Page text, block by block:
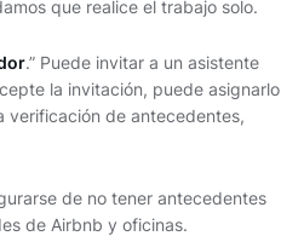
que realice el trabajo solo.
.” Puede invitar a un asistente
la invitación, puede asignarlo
verificación de antecedentes,
de no tener antecedentes
de Airbnb y oficinas.